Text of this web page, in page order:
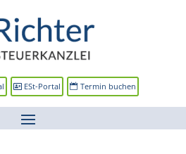
ESt-Portal Termin buchen